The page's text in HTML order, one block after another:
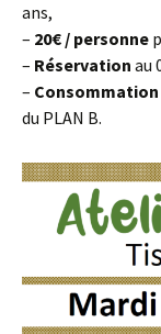
ans,
– 20€ / personne
– Réservation au
– Consommation
du PLAN B.